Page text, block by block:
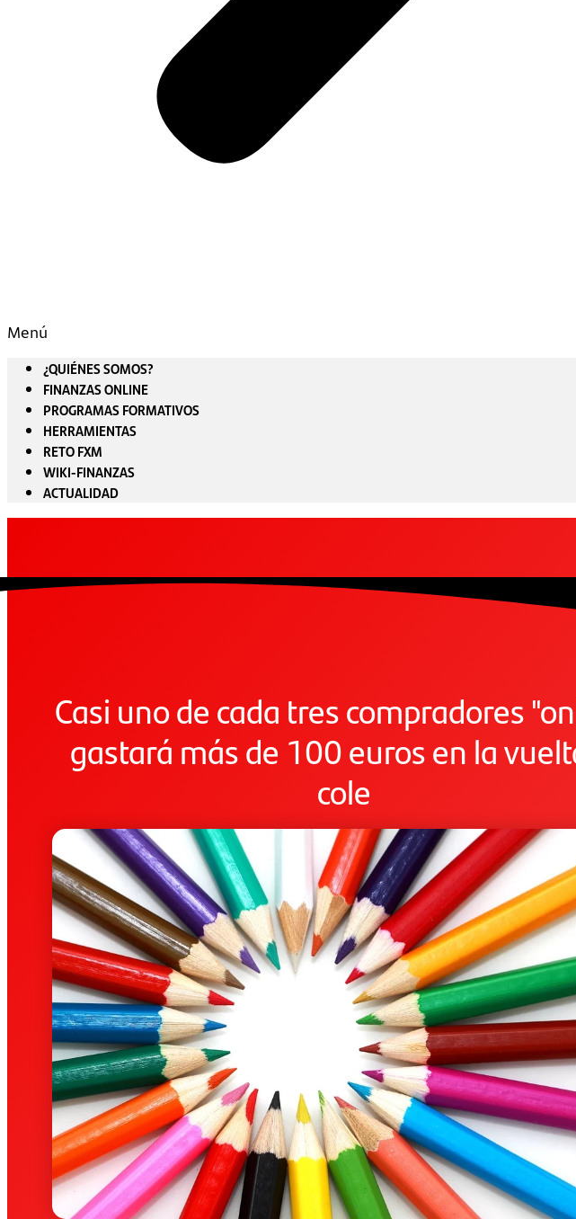
Menú
¿QUIÉNES SOMOS?
FINANZAS ONLINE
PROGRAMAS FORMATIVOS
HERRAMIENTAS
RETO FXM
WIKI-FINANZAS
ACTUALIDAD
Casi uno de cada tres compradores
gastará más de 100 euros en la
cole